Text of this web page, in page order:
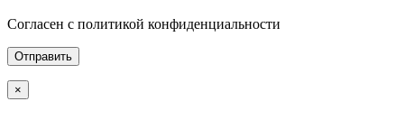
Согласен с политикой конфиденциальности
×